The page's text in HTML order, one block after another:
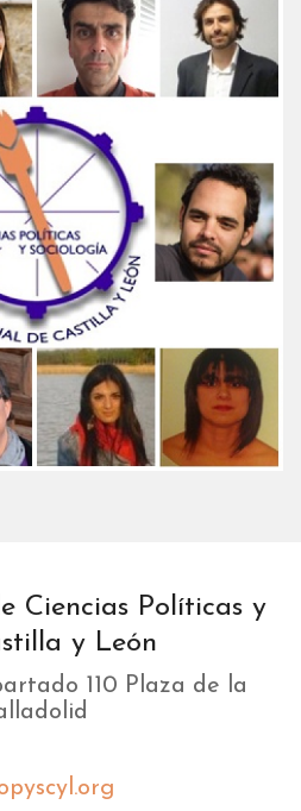
Ciencias Políticas y
y León
110 Plaza de la